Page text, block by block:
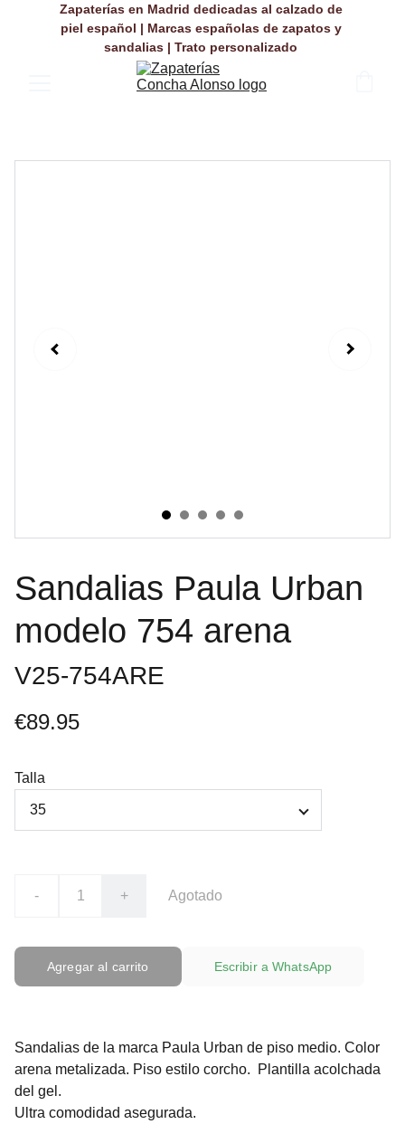
Zapaterías en Madrid dedicadas al calzado de
piel español | Marcas españolas de zapatos y
sandalias | Trato personalizado
Sandalias Paula Urban
modelo 754 arena
V25-754ARE
€89.95
Talla
- + Agotado
Agregar al carrito Escribir a WhatsApp
Sandalias de la marca Paula Urban de piso medio. Color
arena metalizada. Piso estilo corcho. Plantilla acolchada
del gel.
Ultra comodidad asegurada.